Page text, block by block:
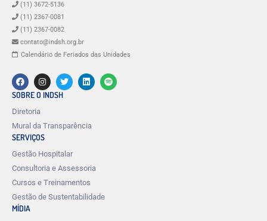
(11) 3672-5136
(11) 2367-0081
(11) 2367-0082
contato@indsh.org.br
Calendário de Feriados das Unidades
SOBRE O INDSH
Diretoria
Mural da Transparência
SERVIÇOS
Gestão Hospitalar
Consultoria e Assessoria
Cursos e Treinamentos
Gestão de Sustentabilidade
MÍDIA